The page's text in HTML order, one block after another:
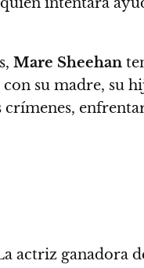
Mare Sheehan
su madre, su
actriz ganadora